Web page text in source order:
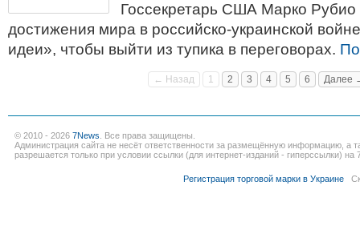
Госсекретарь США Марко Рубио
достижения мира в российско-украинской
идеи», чтобы выйти из тупика в переговорах.
← Назад 1 2 3 4 5 6 Далее
© 2010 - 2026 7News . Все права защищены.
Администрация сайта не несёт ответственности за размещённую информацию, а
разрешается только при условии ссылки (для интернет-изданий - гиперссылки) на
Регистрация торговой марки в Украине